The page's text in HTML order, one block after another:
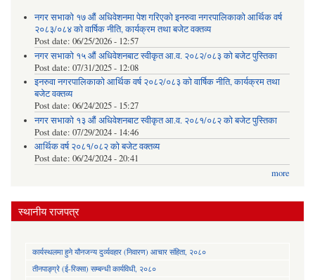
नगर सभाको १७ औं अधिवेशनमा पेश गरिएको इनरुवा नगरपालिकाको आर्थिक वर्ष
२०८३/०८४ को वार्षिक नीति, कार्यक्रम तथा बजेट वक्तव्य
Post date: 06/25/2026 - 12:57
नगर सभाको १५ औं अधिवेशनबाट स्वीकृत आ.व. २०८२/०८३ को बजेट पुस्तिका
Post date: 07/31/2025 - 12:08
इनरुवा नगरपालिकाको आर्थिक वर्ष २०८२/०८३ को वार्षिक नीति, कार्यक्रम तथा
बजेट वक्तव्य
Post date: 06/24/2025 - 15:27
नगर सभाको १३ औं अधिवेशनबाट स्वीकृत आ.व. २०८१/०८२ को बजेट पुस्तिका
Post date: 07/29/2024 - 14:46
आर्थिक वर्ष २०८१/०८२ को बजेट वक्तव्य
Post date: 06/24/2024 - 20:41
more
स्थानीय राजपत्र
कार्यस्थलमा हुने यौनजन्य दुर्व्यवहार (निवारण) आचार संहिता, २०८०
तीनपाङ्ग्रे (ई-रिक्सा) सम्बन्धी कार्यविधी, २०८०